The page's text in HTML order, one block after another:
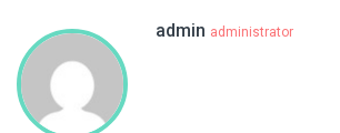
admin administrator